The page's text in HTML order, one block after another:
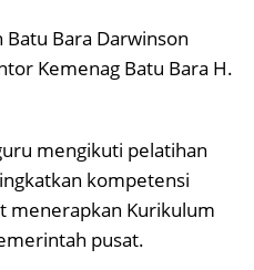
Batu Bara Darwinson
Kemenag Batu Bara H.
mengikuti pelatihan
kompetensi
menerapkan Kurikulum
pusat.